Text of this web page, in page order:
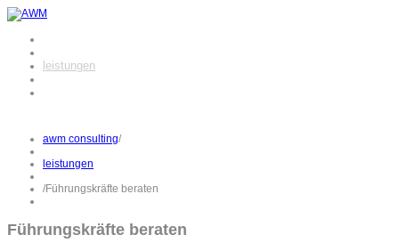
leistungen
awm consulting/
leistungen
/Führungskräfte beraten
Führungskräfte beraten